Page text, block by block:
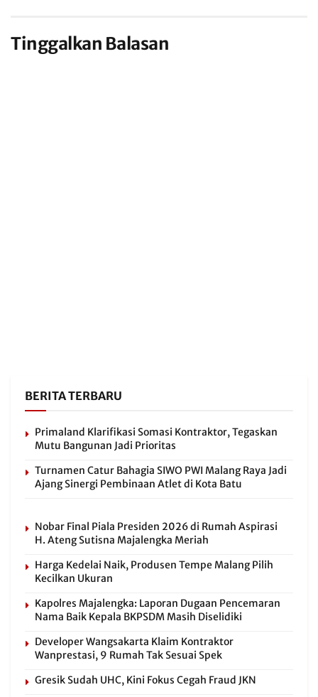
Tinggalkan Balasan
BERITA TERBARU
Primaland Klarifikasi Somasi Kontraktor, Tegaskan
Mutu Bangunan Jadi Prioritas
Turnamen Catur Bahagia SIWO PWI Malang Raya Jadi
Ajang Sinergi Pembinaan Atlet di Kota Batu
Nobar Final Piala Presiden 2026 di Rumah Aspirasi
H. Ateng Sutisna Majalengka Meriah
Harga Kedelai Naik, Produsen Tempe Malang Pilih
Kecilkan Ukuran
Kapolres Majalengka: Laporan Dugaan Pencemaran
Nama Baik Kepala BKPSDM Masih Diselidiki
Developer Wangsakarta Klaim Kontraktor
Wanprestasi, 9 Rumah Tak Sesuai Spek
Gresik Sudah UHC, Kini Fokus Cegah Fraud JKN